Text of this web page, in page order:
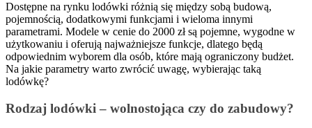
Dostępne na rynku lodówki różnią się między sobą budową,
pojemnością, dodatkowymi funkcjami i wieloma innymi
parametrami. Modele w cenie do 2000 zł są pojemne, wygodne w
użytkowaniu i oferują najważniejsze funkcje, dlatego będą
odpowiednim wyborem dla osób, które mają ograniczony budżet.
Na jakie parametry warto zwrócić uwagę, wybierając taką
lodówkę?
Rodzaj lodówki – wolnostojąca czy do zabudowy?